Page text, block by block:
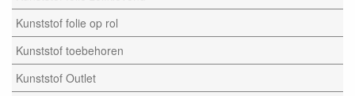
Kunststof folie op rol
Kunststof toebehoren
Kunststof Outlet